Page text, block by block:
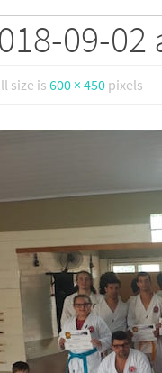
09-02
size is600 × 450 pixels